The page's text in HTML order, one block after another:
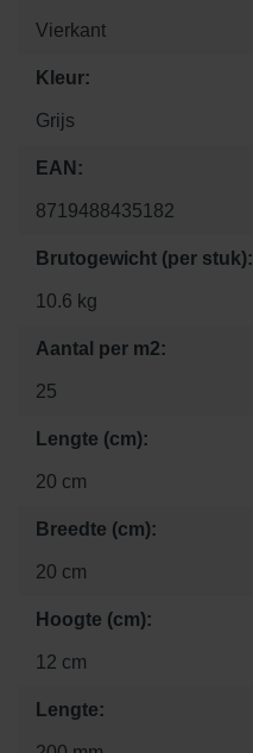
Vierkant
Kleur:
Grijs
EAN:
8719488435182
Brutogewicht (per stuk):
10.6 kg
Aantal per m2:
25
Lengte (cm):
20 cm
Breedte (cm):
20 cm
Hoogte (cm):
12 cm
Lengte: